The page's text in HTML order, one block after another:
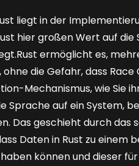
liegt in der
hier großen Wert auf die
ermöglicht es,
die Gefahr, dass
Mechanismus, wie Sie
Sprache auf ein System,
Das geschieht durch das
Daten in Rust zu
können und dieser